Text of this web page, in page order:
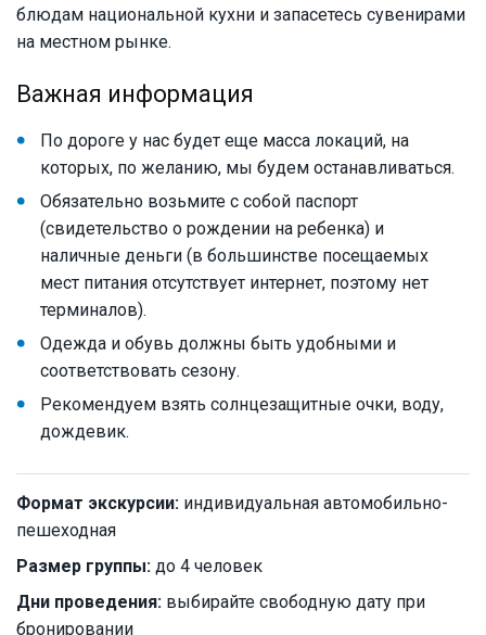
блюдам национальной кухни и запасетесь сувенирами
на местном рынке.
Важная информация
По дороге у нас будет еще масса локаций, на
которых, по желанию, мы будем останавливаться.
Обязательно возьмите с собой паспорт
(свидетельство о рождении на ребенка) и
наличные деньги (в большинстве посещаемых
мест питания отсутствует интернет, поэтому нет
терминалов).
Одежда и обувь должны быть удобными и
соответствовать сезону.
Рекомендуем взять солнцезащитные очки, воду,
дождевик.
Формат экскурсии: индивидуальная автомобильно-
пешеходная
Размер группы: до 4 человек
Дни проведения: выбирайте свободную дату при
бронировании